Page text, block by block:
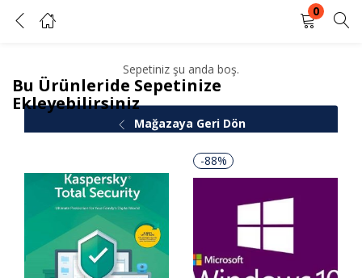
0
KAYIT OL
Kullanıcı adınızı ve şifrenizi girin.
Beni Hatırla
Sepetiniz şu anda boş.
Mağazaya Geri Dön
Bu Ürünleride Sepetinize
Ekleyebilirsiniz
-88%